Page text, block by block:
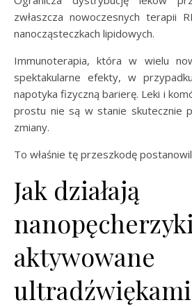
zwłaszcza nowoczesnych terapii
nanocząsteczkach lipidowych.
Immunoterapia, która w wielu
spektakularne efekty, w
napotyka fizyczną barierę. Leki i
prostu nie są w stanie skutecznie
zmiany.
To właśnie tę przeszkodę
Jak działają
nanopęcherzyki
aktywowane